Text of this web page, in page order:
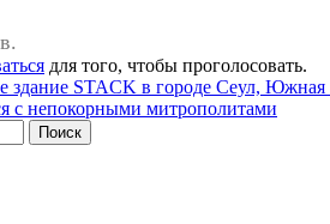
для того, чтобы проголосовать.
здание STACK в городе Сеул, Южная
с непокорными митрополитами